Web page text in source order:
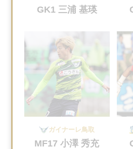
GK1 三浦 基瑛
ガイナーレ鳥取
MF17 小澤 秀充